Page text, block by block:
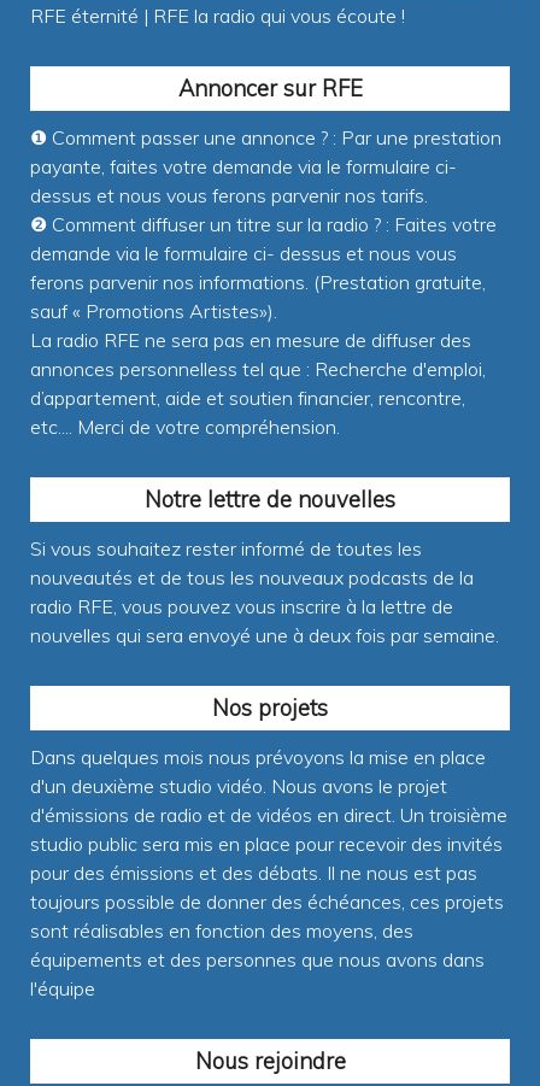
RFE éternité | RFE la radio qui vous écoute !
Annoncer sur RFE
❶ Comment passer une annonce ? : Par une prestation
payante, faites votre demande via le formulaire ci-
dessus et nous vous ferons parvenir nos tarifs.
❷ Comment diffuser un titre sur la radio ? : Faites votre
demande via le formulaire ci- dessus et nous vous
ferons parvenir nos informations. (Prestation gratuite,
sauf « Promotions Artistes»).
La radio RFE ne sera pas en mesure de diffuser des
annonces personnelless tel que : Recherche d'emploi,
d’appartement, aide et soutien financier, rencontre,
etc.... Merci de votre compréhension.
Notre lettre de nouvelles
Si vous souhaitez rester informé de toutes les
nouveautés et de tous les nouveaux podcasts de la
radio RFE, vous pouvez vous inscrire à la lettre de
nouvelles qui sera envoyé une à deux fois par semaine.
Nos projets
Dans quelques mois nous prévoyons la mise en place
d'un deuxième studio vidéo. Nous avons le projet
d'émissions de radio et de vidéos en direct. Un troisième
studio public sera mis en place pour recevoir des invités
pour des émissions et des débats. Il ne nous est pas
toujours possible de donner des échéances, ces projets
sont réalisables en fonction des moyens, des
équipements et des personnes que nous avons dans
l'équipe
Nous rejoindre